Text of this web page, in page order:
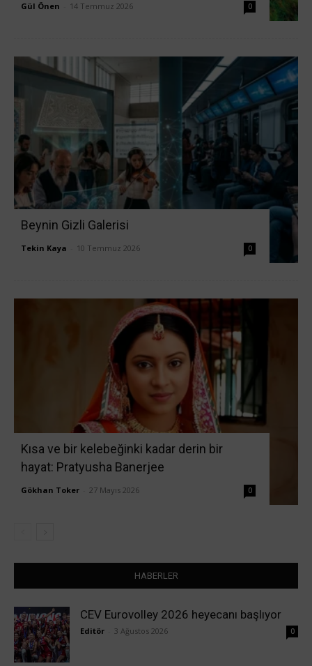
Gül Önen 14 Temmuz 2026 0
Beynin Gizli Galerisi
Tekin Kaya 10 Temmuz 2026 0
Kısa ve bir kelebeğinki kadar derin bir
hayat: Pratyusha Banerjee
Gökhan Toker 27 Mayıs 2026 0
HABERLER
CEV Eurovolley 2026 heyecanı başlıyor
Editör 3 Ağustos 2026 0